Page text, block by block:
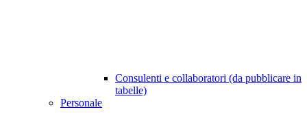
Consulenti e collaboratori (da pubblicare in
tabelle)
Personale